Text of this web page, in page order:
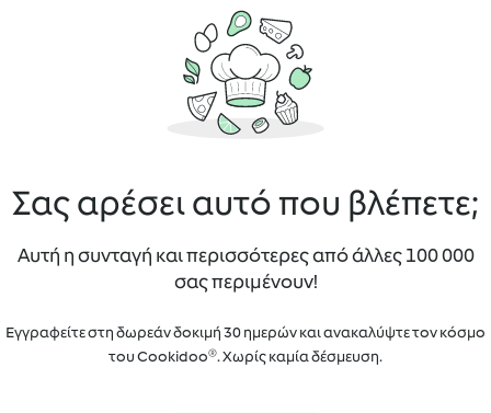
Σας αρέσει αυτό που βλέπετε;
Αυτή η συνταγή και περισσότερες από άλλες 100 000
σας περιμένουν!
Εγγραφείτε στη δωρεάν δοκιμή 30 ημερών και ανακαλύψτε τον κόσμο
του Cookidoo®. Χωρίς καμία δέσμευση.